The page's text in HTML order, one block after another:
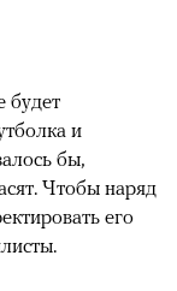
будет
и
бы,
Чтобы наряд
его